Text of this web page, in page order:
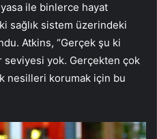
yasa ile binlerce hayat
sağlık sistem üzerindeki
Atkins, “Gerçek şu ki
seviyesi yok. Gerçekten çok
nesilleri korumak için bu